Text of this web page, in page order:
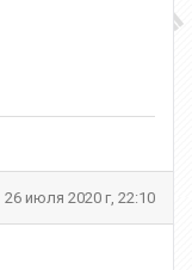
26 июля 2020 г, 22:10